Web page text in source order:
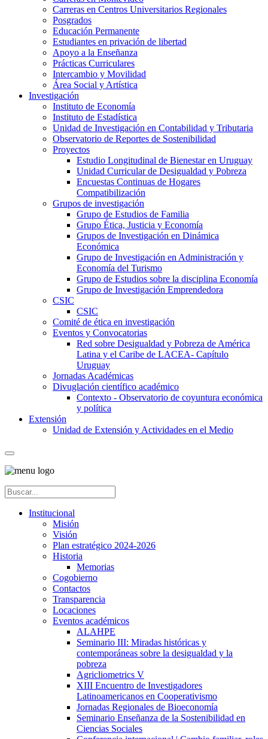
Carreras en Centros Universitarios Regionales
Posgrados
Educación Permanente
Estudiantes en privación de libertad
Apoyo a la Enseñanza
Prácticas Curriculares
Intercambio y Movilidad
Área Social y Artística
Investigación
Instituto de Economía
Instituto de Estadística
Unidad de Investigación en Contabilidad y Tributaria
Observatorio de Reportes de Sostenibilidad
Proyectos
Estudio Longitudinal de Bienestar en Uruguay
Unidad Curricular de Desigualdad y Pobreza
Encuestas Continuas de Hogares
Compatibilización
Grupos de investigación
Grupo de Estudios de Familia
Grupo Ética, Justicia y Economía
Grupos de Investigación en Dinámica
Económica
Grupo de Investigación en Administración y
Economía del Turismo
Grupo de Estudios sobre la disciplina Economía
Grupo de Investigación Emprendedora
CSIC
CSIC
Comité de ética en investigación
Eventos y Convocatorias
Red sobre Desigualdad y Pobreza de América
Latina y el Caribe de LACEA- Capítulo
Uruguay
Jornadas Académicas
Divuglación científico académico
Contexto - Observatorio de coyuntura económica
y política
Extensión
Unidad de Extensión y Actividades en el Medio
Institucional
Misión
Visión
Plan estratégico 2024-2026
Historia
Memorias
Cogobierno
Contactos
Transparencia
Locaciones
Eventos académicos
ALAHPE
Seminario III: Miradas históricas y
contemporáneas sobre la desigualdad y la
pobreza
Agricliometrics V
XIII Encuentro de Investigadores
Latinoamericanos en Cooperativismo
Jornadas Regionales de Bioeconomía
Seminario Enseñanza de la Sostenibilidad en
Ciencias Sociales